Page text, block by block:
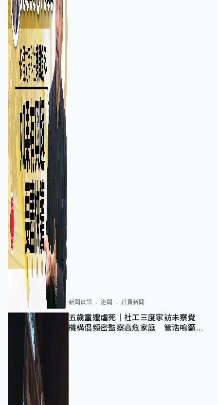
新聞資訊 港聞 首頁新聞
五歲童遭虐死｜社工三度家訪未察覺
機構倡頻密監察高危家庭 管浩鳴籲加